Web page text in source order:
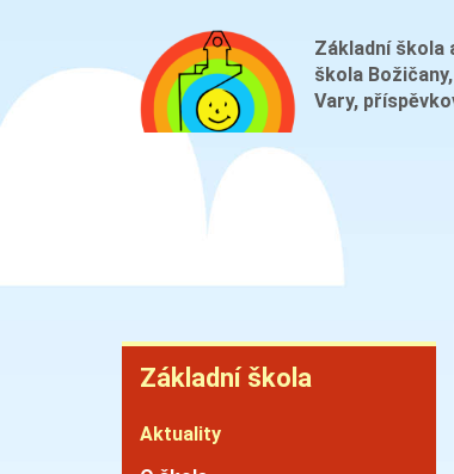
hlavnímu
obsahu
Základní škola
škola
Vary,
Základní
Základní škola
Aktuality